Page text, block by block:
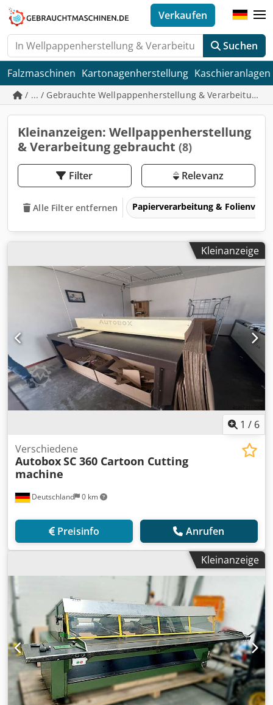
Suchen
Verkaufen
Falzmaschinen Kartonagenherstellung Kaschieranlagen
/ ... / Gebrauchte Wellpappenherstellung & Verarbeitung
Kleinanzeigen: Wellpappenherstellung
& Verarbeitung gebraucht (8)
Filter Relevanz
Alle Filter entfernen Papierverarbeitung &
Kleinanzeige
1 / 6
Deutschland 0 km
Verschiedene
AutoboxSC 360 Cartoon Cutting
machine
Preisinfo Anrufen
Kleinanzeige